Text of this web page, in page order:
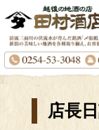
店長